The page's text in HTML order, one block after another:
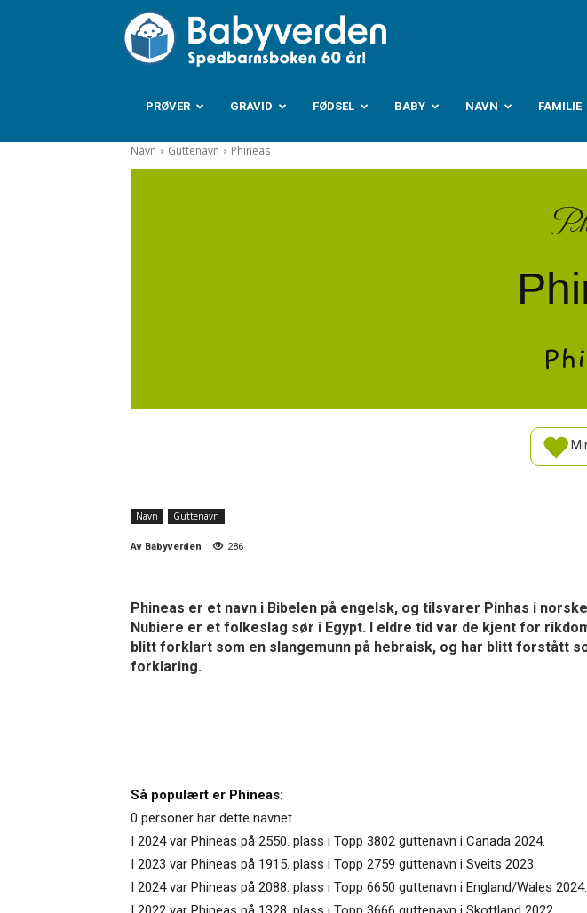
Babyverden.no
PRØVER GRAVID FØDSEL BABY NAVN FAMILIE
Navn Guttenavn Phineas
Navn Guttenavn
Av Babyverden 286
Phineas er et navn i Bibelen på engelsk, og tilsvarer Pinhas i
Nubiere er et folkeslag sør i Egypt. I eldre tid var de kjent for
blitt forklart som en slangemunn på hebraisk, og har blitt forstått
forklaring.
Så populært er Phineas:
0 personer har dette navnet.
I 2024 var Phineas på 2550. plass i Topp 3802 guttenavn i Canada 2024.
I 2023 var Phineas på 1915. plass i Topp 2759 guttenavn i Sveits 2023.
I 2024 var Phineas på 2088. plass i Topp 6650 guttenavn i England/Wales 2024.